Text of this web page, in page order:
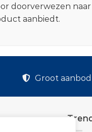
doorverwezen
aanbiedt.
Groot